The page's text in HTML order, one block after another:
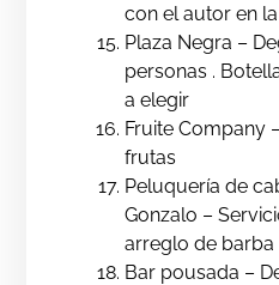
con el autor en
Plaza Negra –
personas .
a elegir
Fruite Company
frutas
Peluquería de
Gonzalo –
arreglo de barba
Bar pousada –